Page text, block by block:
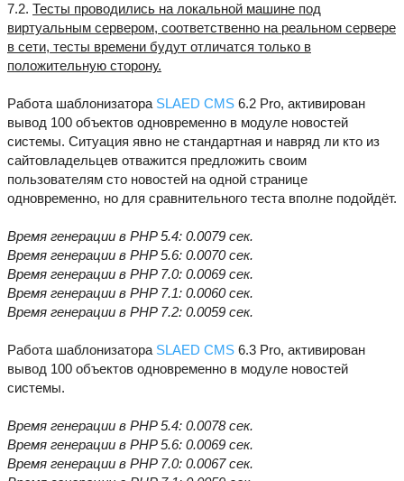
7.2. Тесты проводились на локальной машине под
виртуальным сервером, соответственно на реальном сервере
в сети, тесты времени будут отличатся только в
положительную сторону.
Работа шаблонизатора SLAED CMS 6.2 Pro, активирован
вывод 100 объектов одновременно в модуле новостей
системы. Ситуация явно не стандартная и навряд ли кто из
сайтовладельцев отважится предложить своим
пользователям сто новостей на одной странице
одновременно, но для сравнительного теста вполне подойдёт.
Время генерации в PHP 5.4: 0.0079 сек.
Время генерации в PHP 5.6: 0.0070 сек.
Время генерации в PHP 7.0: 0.0069 сек.
Время генерации в PHP 7.1: 0.0060 сек.
Время генерации в PHP 7.2: 0.0059 сек.
Работа шаблонизатора SLAED CMS 6.3 Pro, активирован
вывод 100 объектов одновременно в модуле новостей
системы.
Время генерации в PHP 5.4: 0.0078 сек.
Время генерации в PHP 5.6: 0.0069 сек.
Время генерации в PHP 7.0: 0.0067 сек.